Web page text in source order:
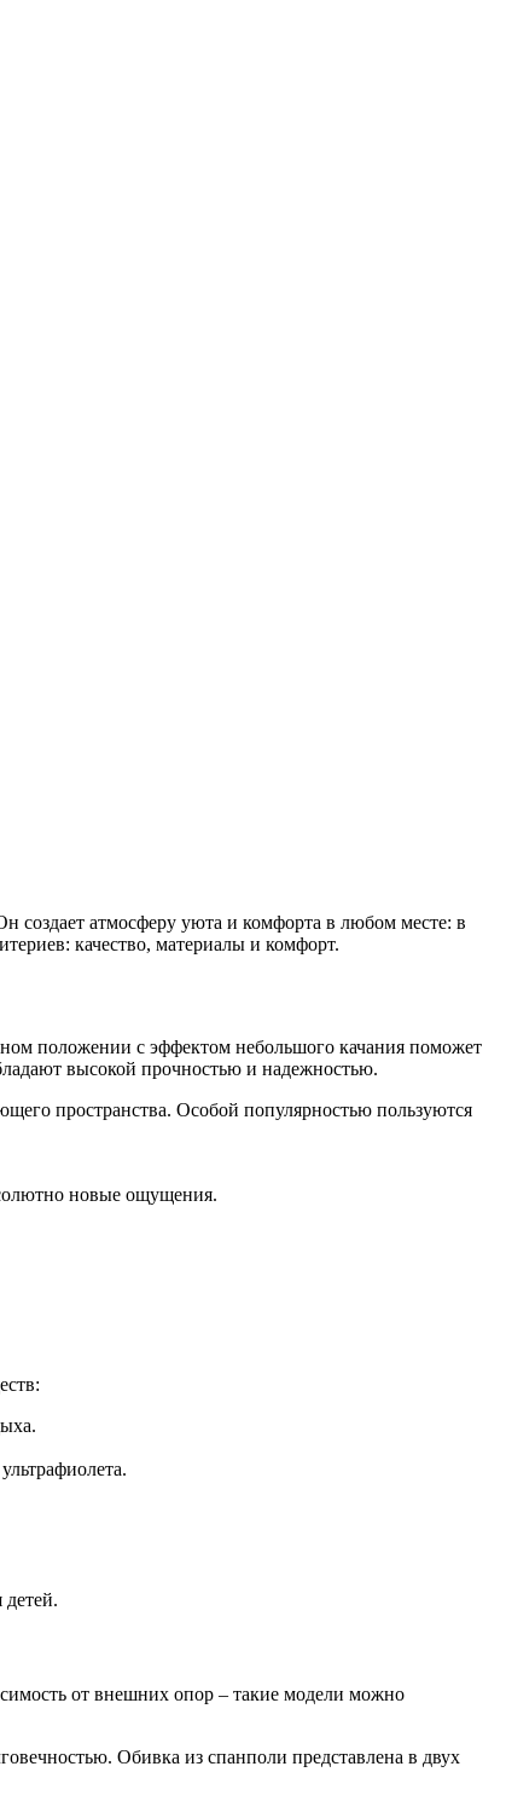
создает атмосферу уюта и комфорта в любом месте: в
качество, материалы и комфорт.
положении с эффектом небольшого качания поможет
высокой прочностью и надежностью.
пространства. Особой популярностью пользуются
новые ощущения.
от внешних опор – такие модели можно
Обивка из спанполи представлена в двух